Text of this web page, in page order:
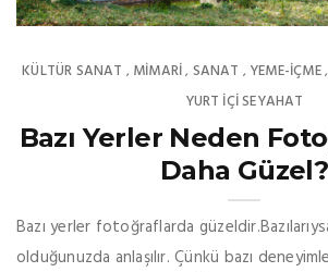
KÜLTÜR SANAT , MIMARI, SANAT , YEME-İÇME,
YURT İÇİ SEYAHAT
Bazı Yerler Neden
Daha Güzel?
Bazı yerler fotoğraflarda
olduğunuzda anlaşılır. Çünkü bazı